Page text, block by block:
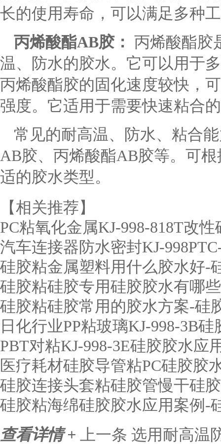
长的使用寿命，可以满足多种
丙烯酸酯AB胶： 丙烯酸酯胶
温、防水的胶水。它可以用于
丙烯酸酯胶的固化速度较快，
强度。它适用于需要快速粘合
常见的耐高温、防水、粘合
AB胶、丙烯酸酯AB胶等。可
适的胶水类型。
【相关推荐】
PC粘氧化金属KJ-998-818T改
汽车连接器防水密封KJ-
硅胶粘金属塑料用什么胶水好-
硅胶粘硅胶专用硅胶胶水有哪
硅胶粘硅胶常用的胶水方案-硅
日化行业PP粘玻璃KJ-998-3B
PBT对粘KJ-998-3E硅胶胶水应
医疗耗材硅胶导管粘PC硅胶胶
硅胶连接头套粘硅胶管慢干硅
硅胶粘海绵硅胶胶水应用案例-
查看详情 +
上一条 选用耐高温